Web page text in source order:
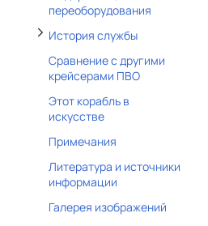
переоборудования
История службы
Сравнение с другими
крейсерами ПВО
Этот корабль в
искусстве
Примечания
Литература и источники
информации
Галерея изображений